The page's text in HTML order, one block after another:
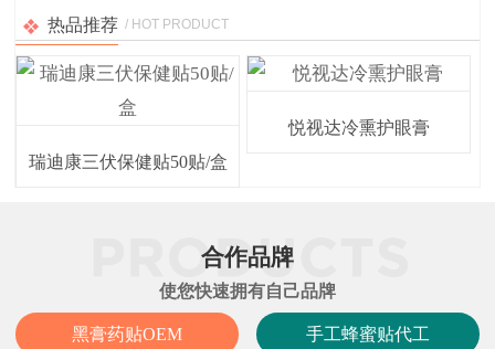
热品推荐 / HOT PRODUCT
瑞迪康三伏保健贴50贴/盒
悦视达冷熏护眼膏
合作品牌
使您快速拥有自己品牌
黑膏药贴OEM 手工蜂蜜贴代工